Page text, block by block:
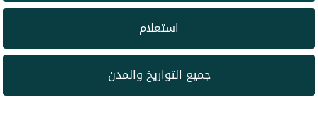
استعلام
جميع التواريخ والمدن